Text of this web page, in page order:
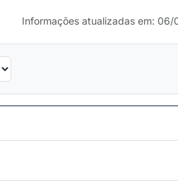
Informações atualizadas em: